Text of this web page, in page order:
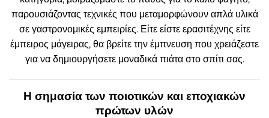
παρουσιάζοντας τεχνικές που μεταμορφώνουν απλά υλικά
σε γαστρονομικές εμπειρίες. Είτε είστε ερασιτέχνης είτε
έμπειρος μάγειρας, θα βρείτε την έμπνευση που χρειάζεστε
για να δημιουργήσετε μοναδικά πιάτα στο σπίτι σας.
Η σημασία των ποιοτικών και εποχιακών
πρώτων υλών